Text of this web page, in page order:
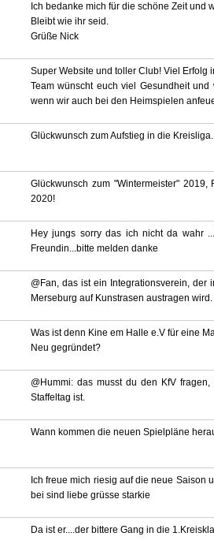
Ich bedanke mich für die schöne Zeit und
Bleibt wie ihr seid.
Grüße Nick
Super Website und toller Club! Viel Erfolg
Team wünscht euch viel Gesundheit
wenn wir auch bei den Heimspielen
Glückwunsch zum Aufstieg in die Kreisliga.
Glückwunsch zum "Wintermeister"
2020!
Hey jungs sorry das ich nicht da wahr
Freundin...bitte melden danke
@Fan, das ist ein Integrationsverein,
Merseburg auf Kunstrasen austragen wird.
Was ist denn Kine em Halle e.V für eine
Neu gegründet?
@Hummi: das musst du den KfV
Staffeltag ist.
Wann kommen die neuen Spielpläne
Ich freue mich riesig auf die neue Saison
bei sind liebe grüsse starkie
Da ist er....der bittere Gang in die